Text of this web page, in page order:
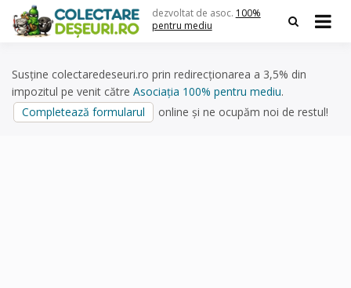
content
dezvoltat de asoc. 100%
pentru mediu
Susține colectaredeseuri.ro prin redirecționarea a 3,5% din
impozitul pe venit către Asociația 100% pentru mediu.
Completează formularul
online și ne ocupăm noi de restul!